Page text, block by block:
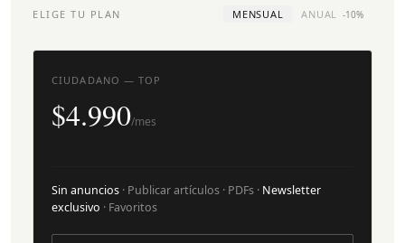
ELIGE TU PLAN MENSUAL ANUAL -10%
CIUDADANO — TOP
$4.990/mes
Sin anuncios · Publicar artículos · PDFs · Newsletter
exclusivo · Favoritos